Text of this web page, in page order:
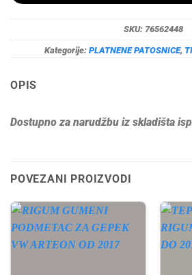
SKU: 76562448
Kategorije: PLATNENE PATOSNICE,
OPIS
Dostupno za narudžbu iz skladišta
POVEZANI PROIZVODI